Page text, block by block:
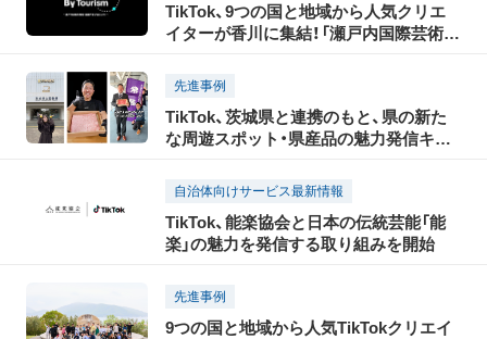
TikTok、9つの国と地域から人気クリエ
イターが香川に集結！「瀬戸内国際芸術祭
世界に発信する「TikTok Connect By
Tourism」を開催！
先進事例
TikTok、茨城県と連携のもと、県の新た
な周遊スポット・県産品の魅力発信キャ
ービーを公開
自治体向けサービス最新情報
TikTok、能楽協会と日本の伝統芸能「能
楽」の魅力を発信する取り組みを開始
先進事例
9つの国と地域から人気TikTokクリエイ